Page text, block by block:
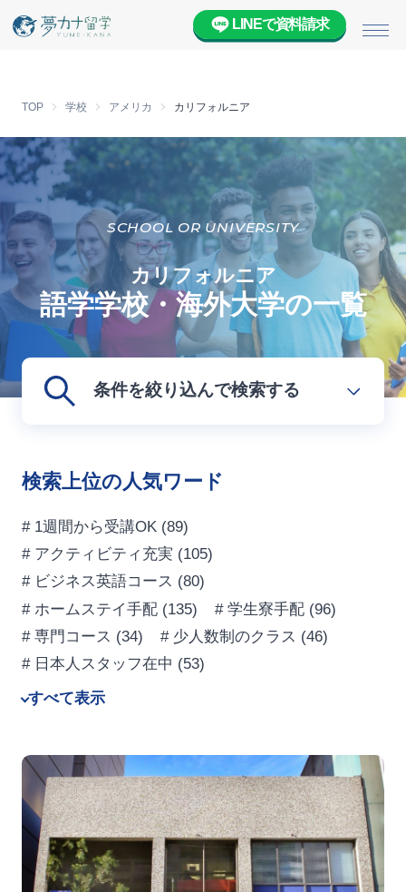
メ
LINEで資料請求
TOP 学校 アメリカ カリフォルニア
SCHOOL OR UNIVERSITY
カリフォルニア
語学学校・海外大学の一覧
条件を絞り込んで検索する
検索上位の人気ワード
# 1週間から受講OK(89)
# アクティビティ充実 (105)
# ビジネス英語コース (80)
# ホームステイ手配(135) # 学生寮手配 (96)
# 専門コース (34) # 少人数制のクラス (46)
# 日本人スタッフ在中 (53)
すべて表示